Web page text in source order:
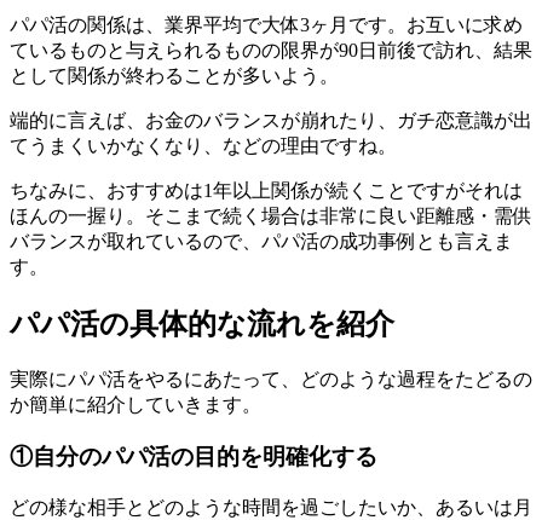
パパ活の関係は、業界平均で大体3ヶ月です。お互いに求め
ているものと与えられるものの限界が90日前後で訪れ、結果
として関係が終わることが多いよう。
端的に言えば、お金のバランスが崩れたり、ガチ恋意識が出
てうまくいかなくなり、などの理由ですね。
ちなみに、おすすめは1年以上関係が続くことですがそれは
ほんの一握り。そこまで続く場合は非常に良い距離感・需供
バランスが取れているので、パパ活の成功事例とも言えま
す。
パパ活の具体的な流れを紹介
実際にパパ活をやるにあたって、どのような過程をたどるの
か簡単に紹介していきます。
①自分のパパ活の目的を明確化する
どの様な相手とどのような時間を過ごしたいか、あるいは月